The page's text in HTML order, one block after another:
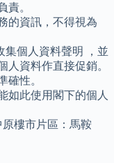
責。
的資訊，不得視為
集個人資料聲明 ，並
人資料作直接促銷。
確性。
如此使用閣下的個人
樓市片區：馬鞍